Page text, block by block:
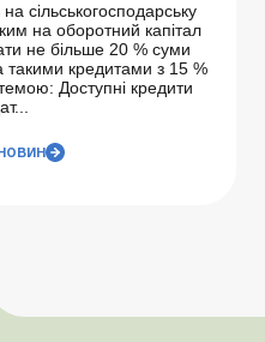
сільськогосподарську
на оборотний капітал
не більше 20 % суми
такими кредитами з 15 %
Доступні кредити